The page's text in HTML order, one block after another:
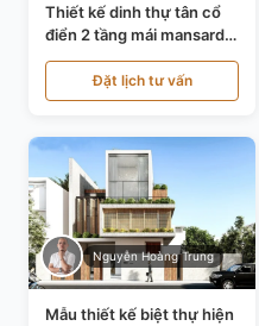
Thiết kế dinh thự tân cổ
điển 2 tầng mái mansard
tại Bắc Ninh KT20084
Đặt lịch tư vấn
Nguyễn Hoàng Trung
Mẫu thiết kế biệt thự hiện